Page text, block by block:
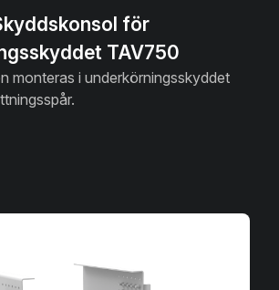
för
TAV750
monteras i underkörningsskyddet